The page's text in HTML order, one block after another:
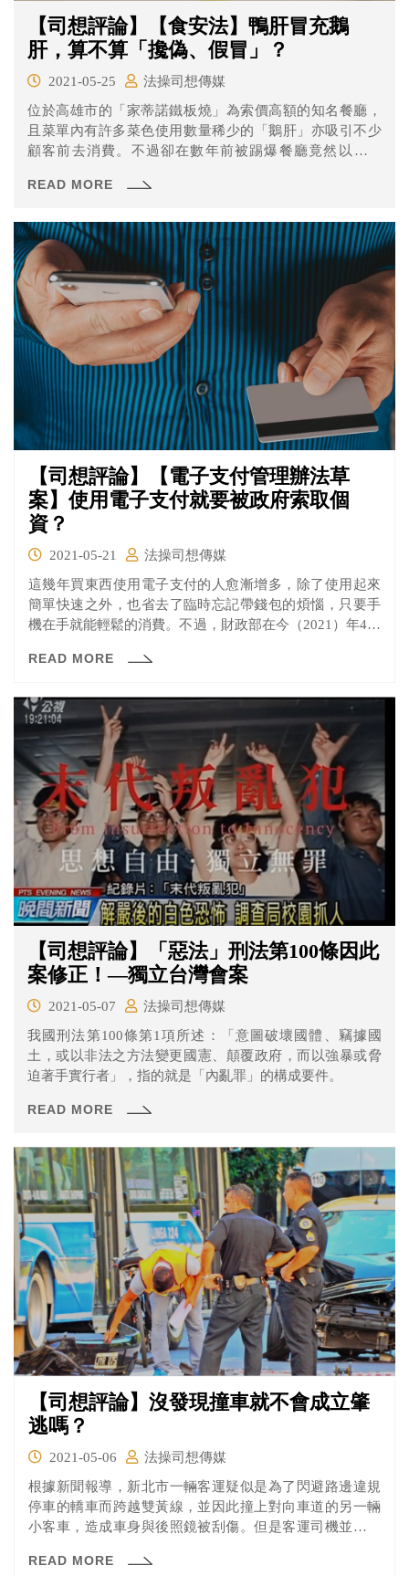
【司想評論】【食安法】鴨肝冒充鵝
肝，算不算「攙偽、假冒」？
2021-05-25
法操司想傳媒
位於高雄市的「家蒂諾鐵板燒」為索價高額的知名餐廳，
且菜單內有許多菜色使用數量稀少的「鵝肝」亦吸引不少
顧客前去消費。不過卻在數年前被踢爆餐廳竟然以「鴨
法詐欺罪與違反食安法等罪名起訴。
READ MORE
【司想評論】【電子支付管理辦法草
案】使用電子支付就要被政府索取個
資？
2021-05-21
法操司想傳媒
這幾年買東西使用電子支付的人愈漸增多，除了使用起來
簡單快速之外，也省去了臨時忘記帶錢包的煩惱，只要手
機在手就能輕鬆的消費。不過，財政部在今（2021）年4月
分資料及必要交易紀錄管理辦法》草案（下稱《電子支付
提供給稅捐稽徵機關，這是有必要的嗎？也有人擔憂未來
難道去便利商店買個飲料就會外洩個資？
READ MORE
【司想評論】「惡法」刑法第100條因此
案修正！—獨立台灣會案
2021-05-07
法操司想傳媒
我國刑法第100條第1項所述：「意圖破壞國體、竊據國
土，或以非法之方法變更國憲、顛覆政府，而以強暴或脅
迫著手實行者」，指的就是「內亂罪」的構成要件。
READ MORE
【司想評論】沒發現撞車就不會成立肇
逃嗎？
2021-05-06
法操司想傳媒
根據新聞報導，新北市一輛客運疑似是為了閃避路邊違規
停車的轎車而跨越雙黃線，並因此撞上對向車道的另一輛
小客車，造成車身與後照鏡被刮傷。但是客運司機並沒有
明，客車司機則稱自己根本不曉得有撞到車。客車司機會
READ MORE